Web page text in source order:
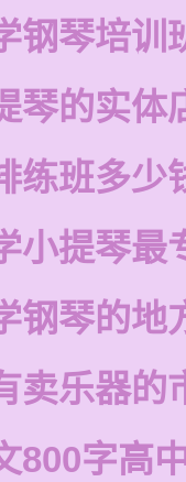
钢琴培训
琴的实体
练班多少
小提琴最
钢琴的地
卖乐器的
800字高